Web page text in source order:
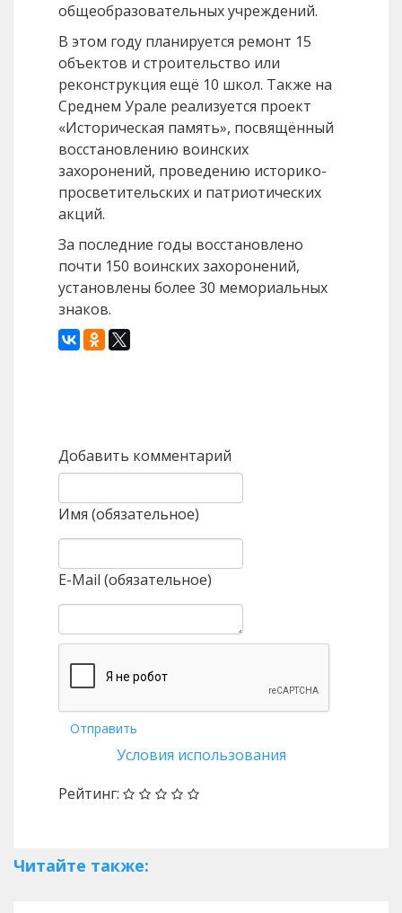
общеобразовательных учреждений.
В этом году планируется ремонт 15
объектов и строительство или
реконструкция ещё 10 школ. Также на
Среднем Урале реализуется проект
«Историческая память», посвящённый
восстановлению воинских
захоронений, проведению историко-
просветительских и патриотических
акций.
За последние годы восстановлено
почти 150 воинских захоронений,
установлены более 30 мемориальных
знаков.
Добавить комментарий
Имя (обязательное)
E-Mail (обязательное)
Отправить
Условия использования
Рейтинг:
Читайте также: